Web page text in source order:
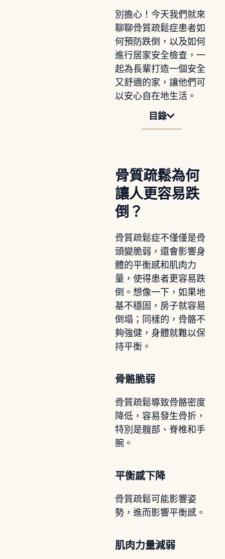
別擔心！今天我們就來
聊聊骨質疏鬆症患者如
何預防跌倒，以及如何
進行居家安全檢查，一
起為長輩打造一個安全
又舒適的家，讓他們可
以安心自在地生活。
目錄
骨質疏鬆為何
讓人更容易跌
倒？
骨質疏鬆症不僅僅是骨
頭變脆弱，還會影響身
體的平衡感和肌肉力
量，使得患者更容易跌
倒。想像一下，如果地
基不穩固，房子就容易
倒塌；同樣的，骨骼不
夠強健，身體就難以保
持平衡。
骨骼脆弱
骨質疏鬆導致骨骼密度
降低，容易發生骨折，
特別是髖部、脊椎和手
腕。
平衡感下降
骨質疏鬆可能影響姿
勢，進而影響平衡感。
肌肉力量減弱